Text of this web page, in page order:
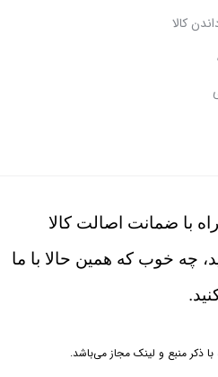
کالا
با ضمانت اصالت کالا
چه خوب که همین حالا با ما
ذکر منبع و لینک مجاز می‌باشد.